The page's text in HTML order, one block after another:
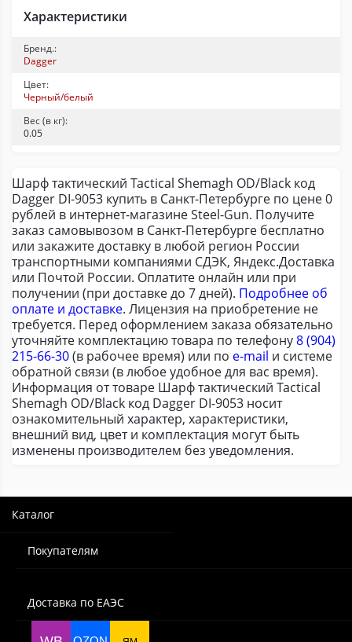
Характеристики
Бренд.:
Dagger
Цвет:
Черный/белый
Вес (в кг):
0.05
Шарф тактический Tactical Shemagh OD/Black код
Dagger DI-9053 купить в Санкт-Петербурге по цене 0
рублей в интернет-магазине Steel-Gun. Получите
заказ самовывозом в Санкт-Петербурге бесплатно
или закажите доставку в любой регион России
транспортными компаниями СДЭК, Яндекс.Доставка
или Почтой России. Оплатите онлайн или при
получении (при доставке до 7 дней). Подробнее об
оплате и доставке. Лицензия на приобретение не
требуется. Перед оформлением заказа обязательно
уточняйте комплектацию товара по телефону8 (904)
215-66-30(в рабочее время) или по e-mail и системе
обратной связи (в любое удобное для вас время).
Информация от товаре Шарф тактический Tactical
Shemagh OD/Black код Dagger DI-9053 носит
ознакомительный характер, характеристики,
внешний вид, цвет и комплектация могут быть
изменены производителем без уведомления.
Каталог
Покупателям
Доставка по ЕАЭС